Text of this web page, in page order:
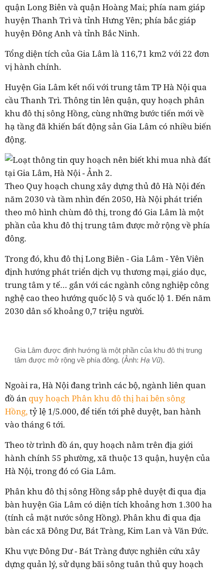
quận Long Biên và quận Hoàng Mai; phía nam giáp
huyện Thanh Trì và tỉnh Hưng Yên; phía bắc giáp
huyện Đông Anh và tỉnh Bắc Ninh.
Tổng diện tích của Gia Lâm là 116,71 km2 với 22 đơn
vị hành chính.
Huyện Gia Lâm kết nối với trung tâm TP Hà Nội qua
cầu Thanh Trì. Thông tin lên quận, quy hoạch phân
khu đô thị sông Hồng, cùng những bước tiến mới về
hạ tầng đã khiến bất động sản Gia Lâm có nhiều biến
động.
Theo Quy hoạch chung xây dựng thủ đô Hà Nội đến
năm 2030 và tầm nhìn đến 2050, Hà Nội phát triển
theo mô hình chùm đô thị, trong đó Gia Lâm là một
phần của khu đô thị trung tâm được mở rộng về phía
đông.
Trong đó, khu đô thị Long Biên - Gia Lâm - Yên Viên
định hướng phát triển dịch vụ thương mại, giáo dục,
trung tâm y tế… gắn với các ngành công nghiệp công
nghệ cao theo hướng quốc lộ 5 và quốc lộ 1. Đến năm
2030 dân số khoảng 0,7 triệu người.
Gia Lâm được định hướng là một phần của khu đô thị trung
tâm được mở rộng về phía đông. (Ảnh: Hạ Vũ).
Ngoài ra, Hà Nội đang trình các bộ, ngành liên quan
đồ án quy hoạch Phân khu đô thị hai bên sông
Hồng,tỷ lệ 1/5.000, để tiến tới phê duyệt, ban hành
vào tháng 6 tới.
Theo tờ trình đồ án, quy hoạch nằm trên địa giới
hành chính 55 phường, xã thuộc 13 quận, huyện của
Hà Nội, trong đó có Gia Lâm.
Phân khu đô thị sông Hồng sắp phê duyệt đi qua địa
bàn huyện Gia Lâm có diện tích khoảng hơn 1.300 ha
(tính cả mặt nước sông Hồng). Phân khu đi qua địa
bàn các xã Đông Dư, Bát Tràng, Kim Lan và Văn Đức.
Khu vực Đông Dư - Bát Tràng được nghiên cứu xây
dựng quản lý, sử dụng bãi sông tuân thủ quy hoạch